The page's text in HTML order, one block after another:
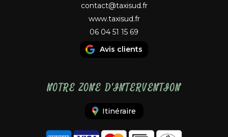
contact@taxisud.fr
www.taxisud.fr
06 04 51 15 69
Avis clients
NOTRE ZONE D'INTERVENTION
Itinéraire